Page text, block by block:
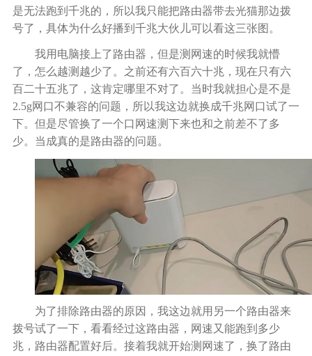
是无法跑到千兆的，所以我只能把路由器带去光猫那边拨
号了，具体为什么好播到千兆大伙儿可以看这三张图 。
我用电脑接上了路由器，但是测网速的时候我就懵
了，怎么越测越少了 。之前还有六百六十兆，现在只有六
百二十五兆了，这肯定哪里不对了。当时我就担心是不是
2.5g网口不兼容的问题，所以我这边就换成千兆网口试了一
下。但是尽管换了一个口网速测下来也和之前差不了多
少。当 成真的是路由器的问题。
为了排除路由器的原因，我这边就用另一个路由器来
拨号试了一下，看看经过这路由器 ，网速又能跑到多少
兆， 路由器配置好后。接着我就开始测网速了，换了路由